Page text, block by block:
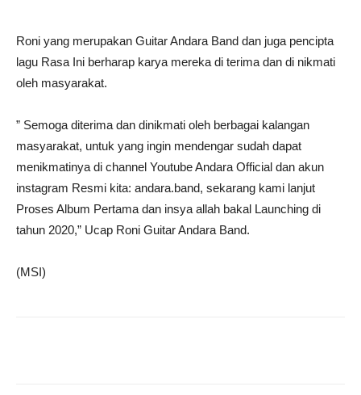
Roni yang merupakan Guitar Andara Band dan juga pencipta
lagu Rasa Ini berharap karya mereka di terima dan di nikmati
oleh masyarakat.
” Semoga diterima dan dinikmati oleh berbagai kalangan
masyarakat, untuk yang ingin mendengar sudah dapat
menikmatinya di channel Youtube Andara Official dan akun
instagram Resmi kita: andara.band, sekarang kami lanjut
Proses Album Pertama dan insya allah bakal Launching di
tahun 2020,” Ucap Roni Guitar Andara Band.
(MSI)